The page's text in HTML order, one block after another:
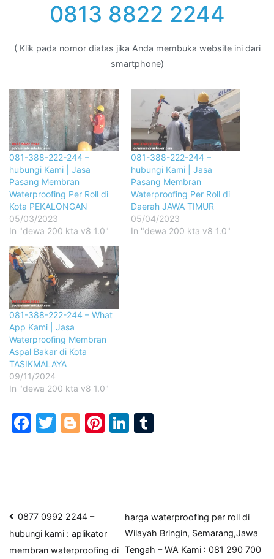
0813 8822 2244
( Klik pada nomor diatas jika Anda membuka website ini dari
smartphone)
081-388-222-244 –
hubungi Kami | Jasa
Pasang Membran
Waterproofing Per Roll di
Kota PEKALONGAN
05/03/2023
In "dewa 200 kta v8 1.0"
081-388-222-244 –
hubungi Kami | Jasa
Pasang Membran
Waterproofing Per Roll di
Daerah JAWA TIMUR
05/04/2023
In "dewa 200 kta v8 1.0"
081-388-222-244 – What
App Kami | Jasa
Waterproofing Membran
Aspal Bakar di Kota
TASIKMALAYA
09/11/2024
In "dewa 200 kta v8 1.0"
Facebook
Twitter
Blogger
Pinterest
LinkedIn
Post
navigation
0877 0992 2244 –
hubungi kami : aplikator
membran waterproofing di
harga waterproofing per roll di
Wilayah Bringin, Semarang,Jawa
Tengah – WA Kami : 081 290 700